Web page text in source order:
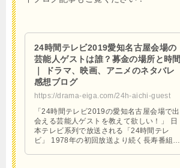
24時間テレビ2019愛知名古屋会場の
芸能人ゲストは誰？募金の場所と時間
｜ ドラマ、映画、アニメのネタバレ
感想ブログ
https://drama-eiga.com/24h-aichi-guest
「24時間テレビ2019の愛知名古屋会場で出
会える芸能人ゲストを教えて欲しい！」 日
本テレビ系列で放送される「24時間テレ
ビ」 1978年の初回放送より続く長寿番組で